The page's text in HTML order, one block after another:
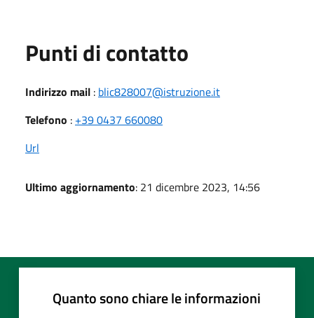
Punti di contatto
Indirizzo mail : blic828007@istruzione.it
Telefono : +39 0437 660080
Url
Ultimo aggiornamento: 21 dicembre 2023, 14:56
Quanto sono chiare le informazioni